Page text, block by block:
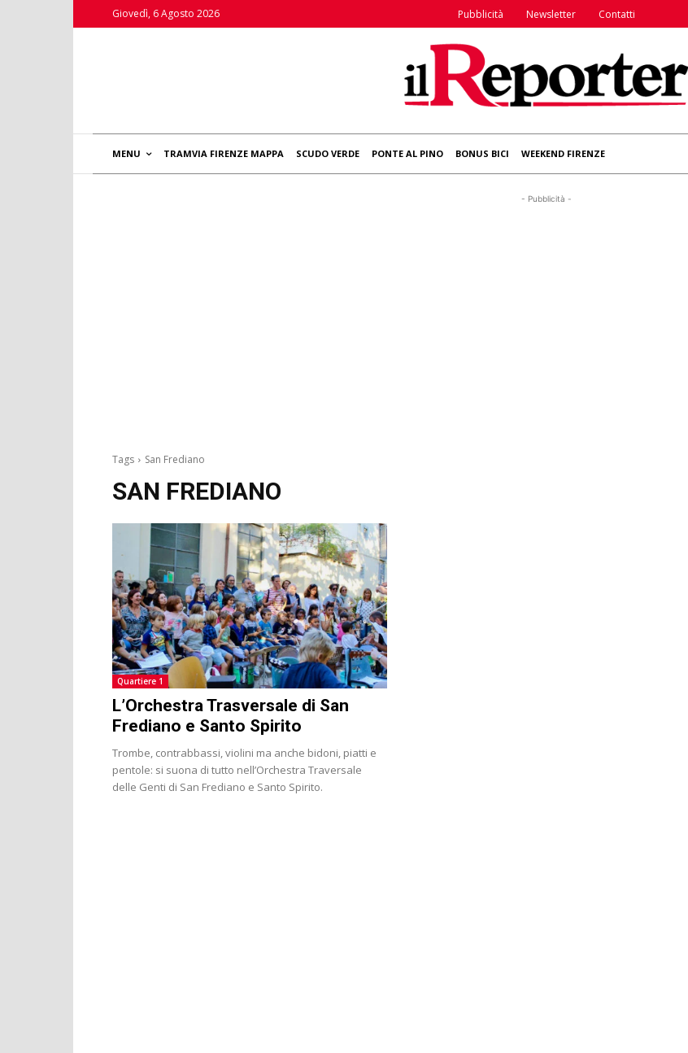
Giovedì, 6 Agosto 2026 Pubblicità Newsletter Contatti
MENU TRAMVIA FIRENZE MAPPA SCUDO VERDE PONTE AL PINO BONUS BICI WEEKEND FIRENZE
- Pubblicità -
Tags San Frediano
SAN FREDIANO
Quartiere 1
L’Orchestra Trasversale di San
Frediano e Santo Spirito
Trombe, contrabbassi, violini ma anche bidoni, piatti e
pentole: si suona di tutto nell’Orchestra Traversale
delle Genti di San Frediano e Santo Spirito.